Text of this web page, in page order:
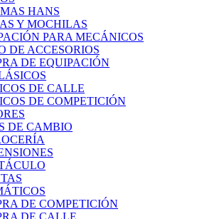
HANS
Y MOCHILAS
PARA MECÁNICOS
DE ACCESORIOS
DE EQUIPACIÓN
DE CALLE
DE COMPETICIÓN
DE CAMBIO
DE COMPETICIÓN
DE CALLE